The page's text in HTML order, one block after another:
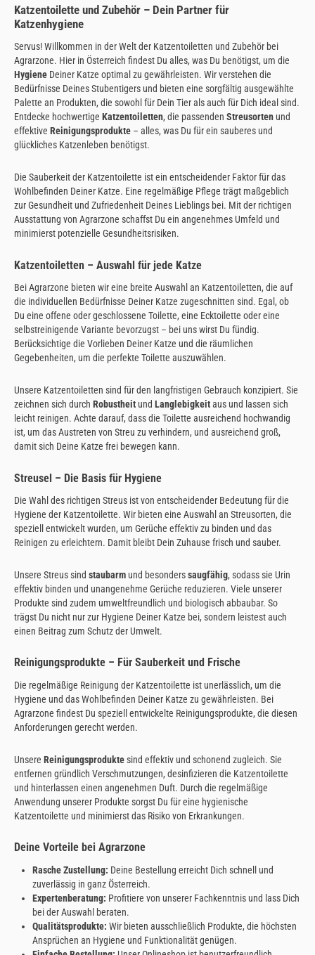
Katzentoilette und Zubehör – Dein Partner für
Katzenhygiene
Servus! Willkommen in der Welt der Katzentoiletten und Zubehör bei
Agrarzone. Hier in Österreich findest Du alles, was Du benötigst, um die
Hygiene Deiner Katze optimal zu gewährleisten. Wir verstehen die
Bedürfnisse Deines Stubentigers und bieten eine sorgfältig ausgewählte
Palette an Produkten, die sowohl für Dein Tier als auch für Dich ideal sind.
Entdecke hochwertige Katzentoiletten, die passenden Streusorten und
effektive Reinigungsprodukte – alles, was Du für ein sauberes und
glückliches Katzenleben benötigst.
Die Sauberkeit der Katzentoilette ist ein entscheidender Faktor für das
Wohlbefinden Deiner Katze. Eine regelmäßige Pflege trägt maßgeblich
zur Gesundheit und Zufriedenheit Deines Lieblings bei. Mit der richtigen
Ausstattung von Agrarzone schaffst Du ein angenehmes Umfeld und
minimierst potenzielle Gesundheitsrisiken.
Katzentoiletten – Auswahl für jede Katze
Bei Agrarzone bieten wir eine breite Auswahl an Katzentoiletten, die auf
die individuellen Bedürfnisse Deiner Katze zugeschnitten sind. Egal, ob
Du eine offene oder geschlossene Toilette, eine Ecktoilette oder eine
selbstreinigende Variante bevorzugst – bei uns wirst Du fündig.
Berücksichtige die Vorlieben Deiner Katze und die räumlichen
Gegebenheiten, um die perfekte Toilette auszuwählen.
Unsere Katzentoiletten sind für den langfristigen Gebrauch konzipiert. Sie
zeichnen sich durch Robustheit und Langlebigkeitaus und lassen sich
leicht reinigen. Achte darauf, dass die Toilette ausreichend hochwandig
ist, um das Austreten von Streu zu verhindern, und ausreichend groß,
damit sich Deine Katze frei bewegen kann.
Streusel – Die Basis für Hygiene
Die Wahl des richtigen Streus ist von entscheidender Bedeutung für die
Hygiene der Katzentoilette. Wir bieten eine Auswahl an Streusorten, die
speziell entwickelt wurden, um Gerüche effektiv zu binden und das
Reinigen zu erleichtern. Damit bleibt Dein Zuhause frisch und sauber.
Unsere Streus sind staubarm und besonderssaugfähig, sodass sie Urin
effektiv binden und unangenehme Gerüche reduzieren. Viele unserer
Produkte sind zudem umweltfreundlich und biologisch abbaubar. So
trägst Du nicht nur zur Hygiene Deiner Katze bei, sondern leistest auch
einen Beitrag zum Schutz der Umwelt.
Reinigungsprodukte – Für Sauberkeit und Frische
Die regelmäßige Reinigung der Katzentoilette ist unerlässlich, um die
Hygiene und das Wohlbefinden Deiner Katze zu gewährleisten. Bei
Agrarzone findest Du speziell entwickelte Reinigungsprodukte, die diesen
Anforderungen gerecht werden.
Unsere Reinigungsproduktesind effektiv und schonend zugleich. Sie
entfernen gründlich Verschmutzungen, desinfizieren die Katzentoilette
und hinterlassen einen angenehmen Duft. Durch die regelmäßige
Anwendung unserer Produkte sorgst Du für eine hygienische
Katzentoilette und minimierst das Risiko von Erkrankungen.
Deine Vorteile bei Agrarzone
Rasche Zustellung: Deine Bestellung erreicht Dich schnell und
zuverlässig in ganz Österreich.
Expertenberatung: Profitiere von unserer Fachkenntnis und lass Dich
bei der Auswahl beraten.
Qualitätsprodukte: Wir bieten ausschließlich Produkte, die höchsten
Ansprüchen an Hygiene und Funktionalität genügen.